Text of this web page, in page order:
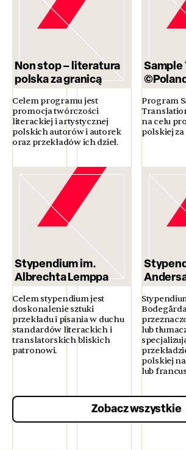
Non stop – literatura
polska za granicą
Celem programu jest
promocja twórczości
literackiej i artystycznej
polskich autorów i autorek
oraz przekładów ich dzieł.
Program
na celu
polskiej
Stypendium im.
Albrechta Lemppa
Celem stypendium jest
doskonalenie sztuki
przekładu i pisania w duchu
standardów literackich i
translatorskich bliskich
patronowi.
lub
polskiej
lub
Zobacz wszystkie